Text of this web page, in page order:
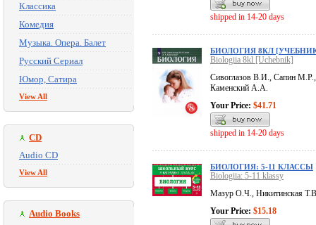
Классика
Комедия
Музыка. Опера. Балет
Русский Сериал
Юмор, Сатира
View All
CD
Audio CD
View All
Audio Books
shipped in 14-20 days
БИОЛОГИЯ 8КЛ
Biologiia 8kl [Uchebnik]
Сивоглазов В.И., Сапин М.Р.,
Каменский А.А.
Your Price: $41.71
shipped in 14-20 days
БИОЛОГИЯ: 5-11 КЛАССЫ
Biologiia: 5-11 klassy
Мазур О.Ч., Никитинская
Your Price: $15.18